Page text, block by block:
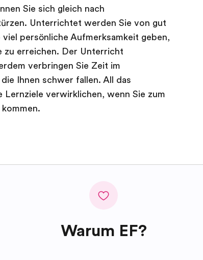
Sie sich gleich nach
Unterrichtet werden Sie von gut
persönliche Aufmerksamkeit geben,
zu erreichen. Der Unterricht
verbringen Sie Zeit im
Ihnen schwer fallen. All das
Lernziele verwirklichen, wenn Sie zum
Warum EF?